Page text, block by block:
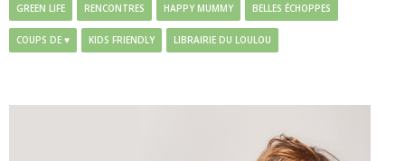
GREEN LIFE RENCONTRES HAPPY MUMMY BELLES ÉCHOPPES
COUPS DE ♥ KIDS FRIENDLY LIBRAIRIE DU LOULOU